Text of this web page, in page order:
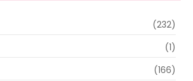
(232)
(1)
(166)